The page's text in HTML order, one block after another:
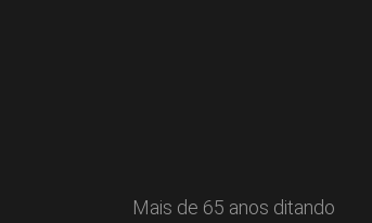
Mais de 65 anos ditando